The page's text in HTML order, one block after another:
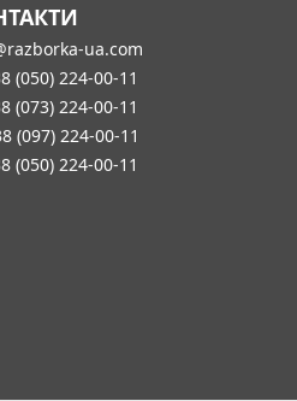
ua.com
(050) 224-00-11
(073) 224-00-11
(097) 224-00-11
(050) 224-00-11